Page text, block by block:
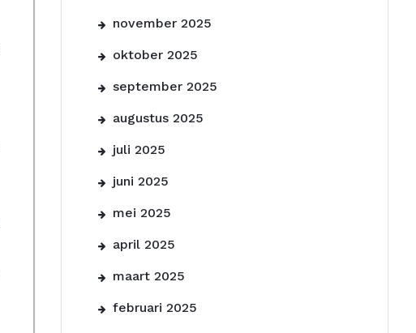
november 2025
oktober 2025
september 2025
augustus 2025
juli 2025
juni 2025
mei 2025
april 2025
maart 2025
februari 2025